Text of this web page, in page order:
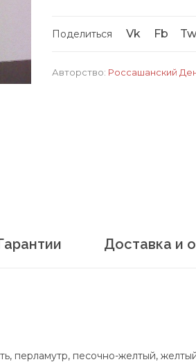
Поделиться Vk Fb Tw
Авторство: Россашанский
Доставка и
перламутр, песочно-желтый,